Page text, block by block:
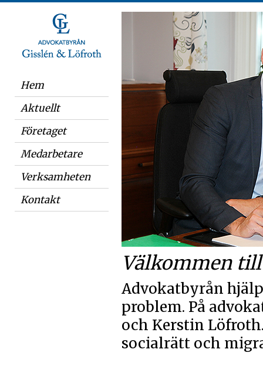
Hem
Aktuellt
Företaget
Medarbetare
Verksamheten
Kontakt
Välkommen
Advokatbyrån
problem. På
och Kerstin
socialrätt och